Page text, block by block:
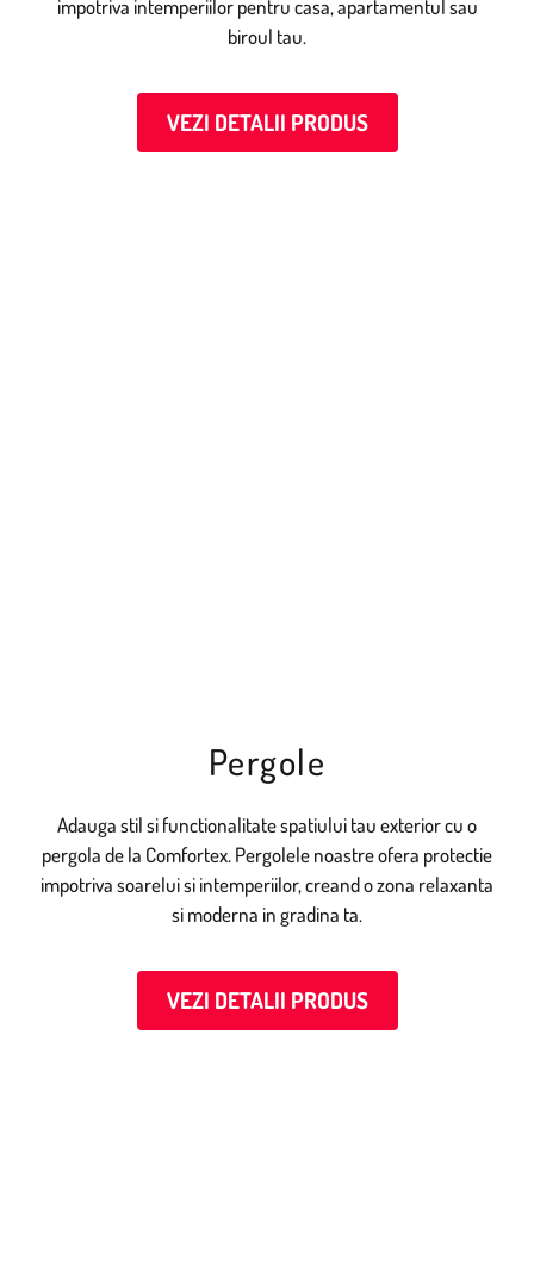
impotriva intemperiilor pentru casa, apartamentul sau
biroul tau.
VEZI DETALII PRODUS
Pergole
Adauga stil si functionalitate spatiului tau exterior cu o
pergola de la Comfortex. Pergolele noastre ofera protectie
impotriva soarelui si intemperiilor, creand o zona relaxanta
si moderna in gradina ta.
VEZI DETALII PRODUS